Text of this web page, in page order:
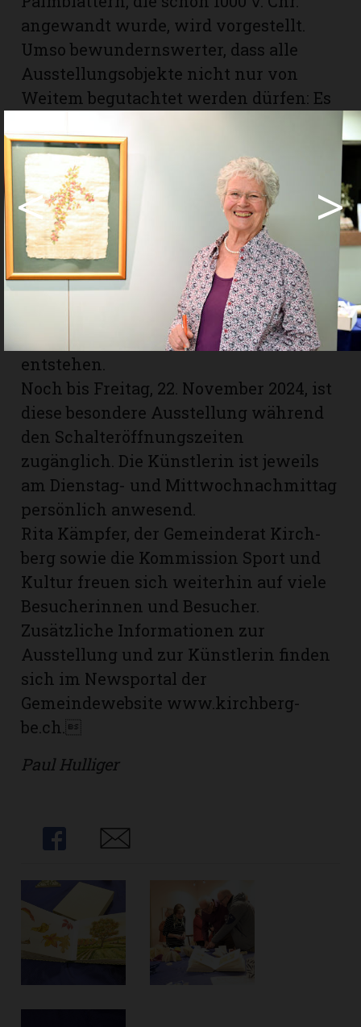
angewandt wurde, wird vorgestellt.
Umso bewundernswerter, dass alle
Ausstellungsobjekte nicht nur von
Weitem begutachtet werden dürfen: Es
berührt werden. Selbstverständlich auf
respektvolle und ehrwürdige Weise,
wie es diese zu bestaunenden
Einzelstücke verdienen. Heute verfügt
Rita Kämpfer über ein grosses
Repertoire bei ihrer künstlerischen
Tätigkeit. Solange die Freude und der
Enthusiasmus nicht nachlassen,
werden auch immer neue Werke
entstehen.
Noch bis Freitag, 22. November 2024, ist
diese besondere Ausstellung während
den Schalteröffnungszeiten
zugänglich. Die Künstlerin ist jeweils
am Dienstag- und Mittwochnachmittag
persönlich anwesend.
Rita Kämpfer, der Gemeinderat Kirch­
berg sowie die Kommission Sport und
Kultur freuen sich weiterhin auf viele
Besucherinnen und Besucher.
Zusätzliche Informationen zur
Ausstellung und zur Künstlerin finden
sich im Newsportal der
Gemeindewebsite www.kirchberg-
be.ch.
Paul Hulliger
Share Share
< >